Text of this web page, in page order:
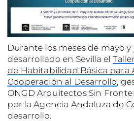
Durante los meses de mayo y
desarrollado en Sevilla el
de Habitabilidad Básica para
Cooperación al Desarrollo,
ONGD Arquitectos Sin
por la Agencia Andaluza de
desarrollo.